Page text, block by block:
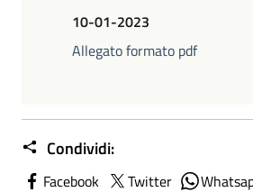
10-01-2023
Allegato formato pdf
Condividi:
Facebook Twitter